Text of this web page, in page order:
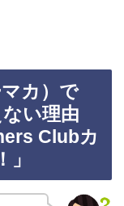
カ）で
い理由
Clubカ